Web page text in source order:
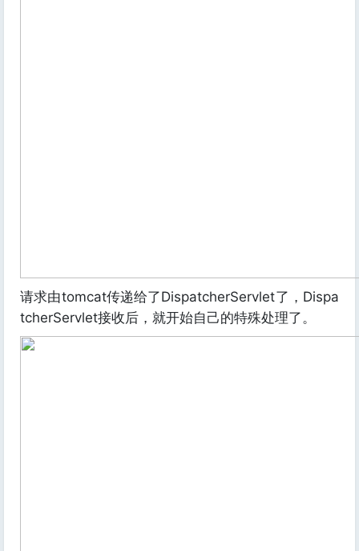
请求由tomcat传递给了DispatcherServlet了，Dispa
tcherServlet接收后，就开始自己的特殊处理了。